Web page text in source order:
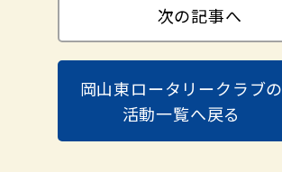
岡山東ロータリークラブの
活動一覧へ戻る
次の記事へ